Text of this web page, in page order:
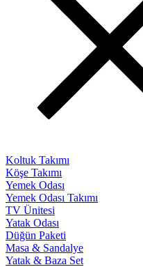
Koltuk Takımı
Köşe Takımı
Yemek Odası
Yemek Odası Takımı
TV Ünitesi
Yatak Odası
Düğün Paketi
Masa & Sandalye
Yatak & Baza Set